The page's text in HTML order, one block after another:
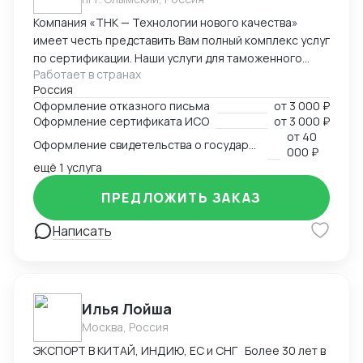
Компания «ТНК — Технологии нового качества»
имеет честь представить Вам полный комплекс услуг
по сертификации. Наши услуги для таможенного
оформления, производства и реализации
продукции: - сертификат/декларация соответствия
Техническому регламенту Таможенного Союза (ТР
ТС) - сертификат/декларация соответствия ГОСТ Р -
сертификат/декларация /отказное письмо по
пожарной безопасности (ТР ПБ) - свидетельство о
государственной регистрации (СГР) - экспертное
заключение - отказное письмо для таможни/
торговли - заключение о перемещении продукции,
содержащей озоноразрущающие вещества
разработка и регистрация ТУ - добровольные
сертификаты - добровольные сертификаты по
пожарной безопасности - ИСО - РПО - Сертификаты
на услуги - Оценка деловой репутации и многие
Работает в странах
Россия
Оформление отказного письма
от 3 000 ₽
Оформление сертификата ИСО
от 3 000 ₽
от 40
000 ₽
ещё 1 услуга
Написать
ПРЕДЛОЖИТЬ ЗАКАЗ
Илья Лойша
Москва, Россия
ЭКСПОРТ В КИТАЙ, ИНДИЮ, ЕС и СНГ Более 30 лет в